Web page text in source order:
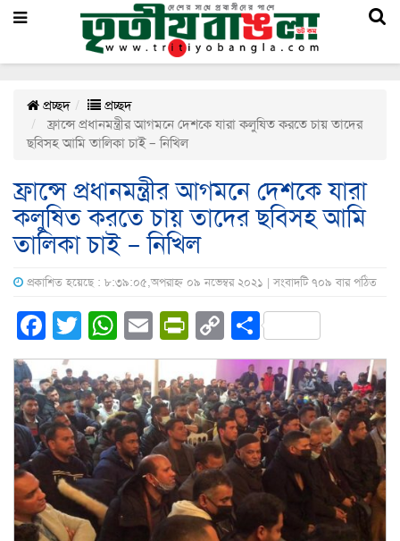
প্রচ্ছদ
প্রচ্ছদ
ফ্রান্সে প্রধানমন্ত্রীর আগমনে দেশকে যারা কলুষিত করতে চায় তাদের
ছবিসহ আমি তালিকা চাই – নিখিল
ফ্রান্সে প্রধানমন্ত্রীর আগমনে দেশকে যারা
কলুষিত করতে চায় তাদের ছবিসহ আমি
তালিকা চাই – নিখিল
প্রকাশিত হয়েছে : ৮:৩৯:০৫,অপরাহ্ন ০৯ নভেম্বর ২০২১ | সংবাদটি ৭০৯ বার পঠিত
Facebook
Twitter
WhatsApp
EmailPrintFriendly
Copy
Link
Share